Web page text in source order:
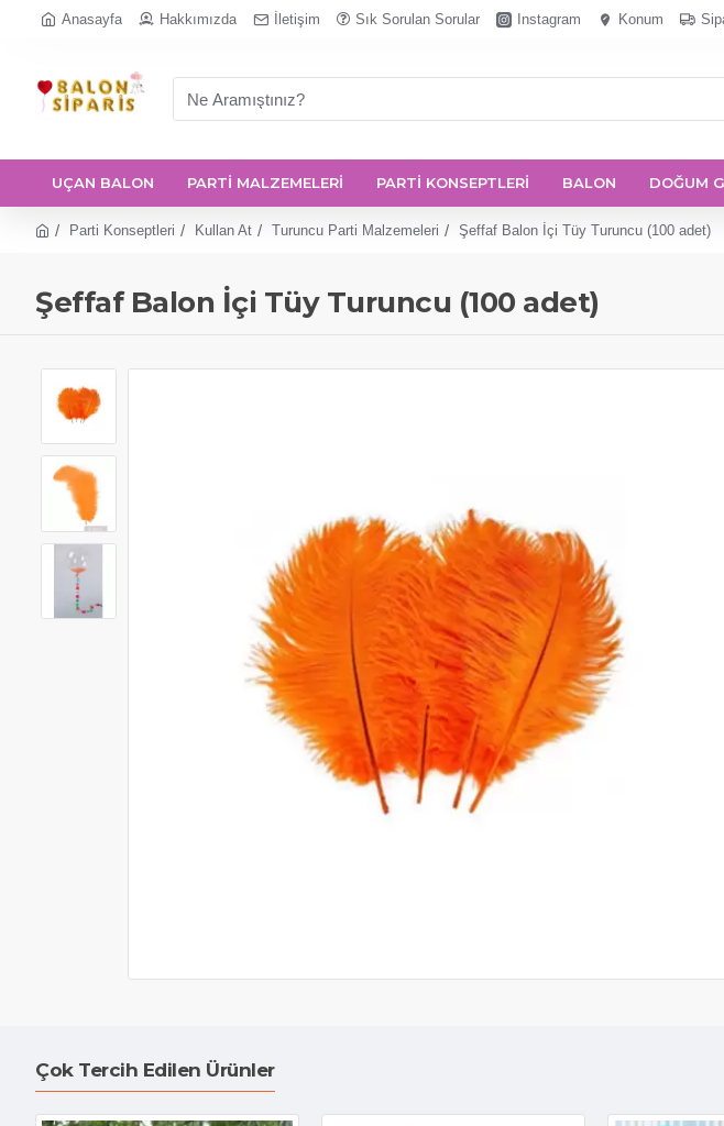
Anasayfa Hakkımızda İletişim Sık Sorulan Sorular Instagram Konum
UÇAN BALON PARTİ MALZEMELERİ PARTİ KONSEPTLERİ BALON DOĞUM
Parti Konseptleri Kullan At Turuncu Parti Malzemeleri Şeffaf Balon İçi Tüy Turuncu (100 adet)
Şeffaf Balon İçi Tüy Turuncu (100 adet)
Çok Tercih Edilen Ürünler